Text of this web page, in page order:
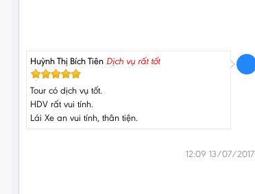
Huỳnh Thị Bích Tiên Dịch vụ rất tốt
Tour có dịch vụ tốt.
HDV rất vui tính.
Lái Xe an vui tính, thân tiện.
12:09 13/07/2017